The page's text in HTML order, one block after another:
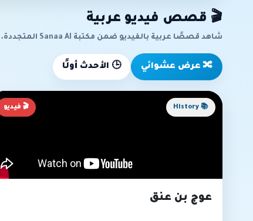
🎬 قصص فيديو عربية
شاهد قصصًا عربية بالفيديو ضمن مكتبة Sanaa AI المتجددة.
🔀 عرض عشوائي 🕒 الأحدث أولًا
🎬 فيديو 📚 History
عوج بن عنق